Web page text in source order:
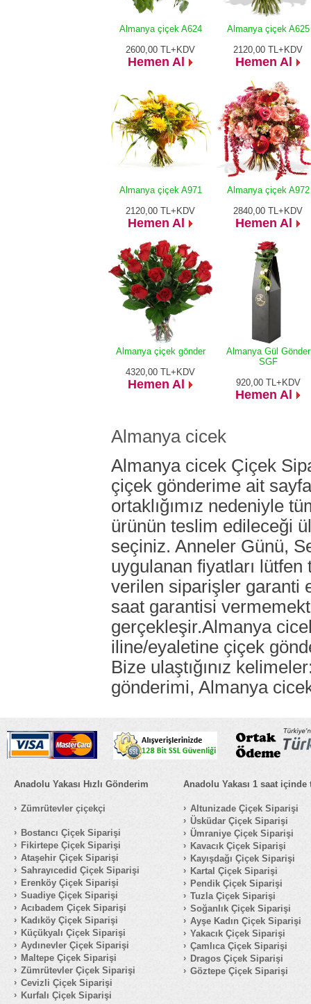
Almanya çiçek A624
2600,00 TL+KDV
Hemen Al
Almanya çiçek A625
2120,00 TL+KDV
Hemen Al
Almanya çiçek A971
2120,00 TL+KDV
Hemen Al
Almanya çiçek A972
2840,00 TL+KDV
Hemen Al
Almanya çiçek gönder
4320,00 TL+KDV
Hemen Al
Almanya Gül Gönder
SGF
920,00 TL+KDV
Hemen Al
Almanya cicek
Almanya cicek Çiçek
çiçek gönderime ait
ortaklığımız nedeniyle
ürünün teslim edileceği
seçiniz. Anneler Günü,
uygulanan fiyatları
verilen siparişler garanti
saat garantisi
gerçekleşir.Almanya
iline/eyaletine çiçek
Bize ulaştığınız
gönderimi, Almanya
Anadolu Yakası Hızlı Gönderim
Zümrütevler çiçekçi
Bostancı Çiçek Siparişi
Fikirtepe Çiçek Siparişi
Ataşehir Çiçek Siparişi
Sahrayıcedid Çiçek Siparişi
Erenköy Çiçek Siparişi
Suadiye Çiçek Siparişi
Acıbadem Çiçek Siparişi
Kadıköy Çiçek Siparişi
Küçükyalı Çiçek Siparişi
Aydınevler Çiçek Siparişi
Maltepe Çiçek Siparişi
Zümrütevler Çiçek Siparişi
Cevizli Çiçek Siparişi
Kurfalı Çiçek Siparişi
Anadolu Yakası 1 saat içinde
Altunizade Çiçek Siparişi
Üsküdar Çiçek Siparişi
Ümraniye Çiçek Siparişi
Kavacık Çiçek Siparişi
Kayışdağı Çiçek Siparişi
Kartal Çiçek Siparişi
Pendik Çiçek Siparişi
Tuzla Çiçek Siparişi
Soğanlık Çiçek Siparişi
Ayşe Kadın Çiçek Siparişi
Yakacık Çiçek Siparişi
Çamlıca Çiçek Siparişi
Dragos Çiçek Siparişi
Göztepe Çiçek Siparişi